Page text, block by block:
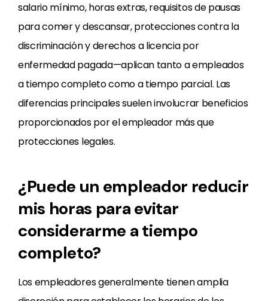
salario mínimo, horas extras, requisitos de pausas
para comer y descansar, protecciones contra la
discriminación y derechos a licencia por
enfermedad pagada—aplican tanto a empleados
a tiempo completo como a tiempo parcial. Las
diferencias principales suelen involucrar beneficios
proporcionados por el empleador más que
protecciones legales.
¿Puede un empleador reducir
mis horas para evitar
considerarme a tiempo
completo?
Los empleadores generalmente tienen amplia